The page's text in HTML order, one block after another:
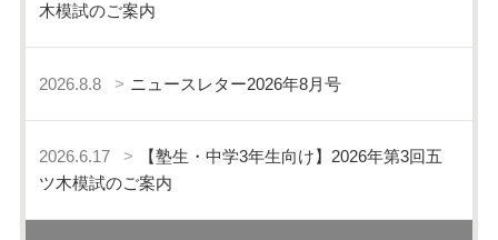
木模試のご案内
2026.8.8 ニュースレター2026年8月号
2026.6.17
【塾生・中学3年生向け】2026年第3回五
ツ木模試のご案内